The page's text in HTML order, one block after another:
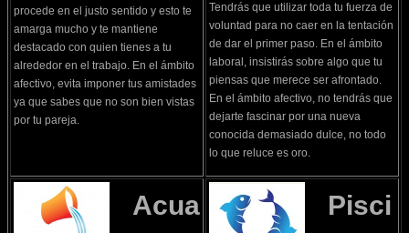
procede en el justo sentido y esto te
amarga mucho y te mantiene
destacado con quien tienes a tu
alrededor en el trabajo. En el ámbito
afectivo, evita imponer tus amistades
ya que sabes que no son bien vistas
por tu pareja.
Tendrás que utilizar toda tu fuerza de
voluntad para no caer en la tentación
de dar el primer paso. En el ámbito
laboral, insistirás sobre algo que tu
piensas que merece ser afrontado.
En el ámbito afectivo, no tendrás que
dejarte fascinar por una nueva
conocida demasiado dulce, no todo
lo que reluce es oro.
Acua
Pisci